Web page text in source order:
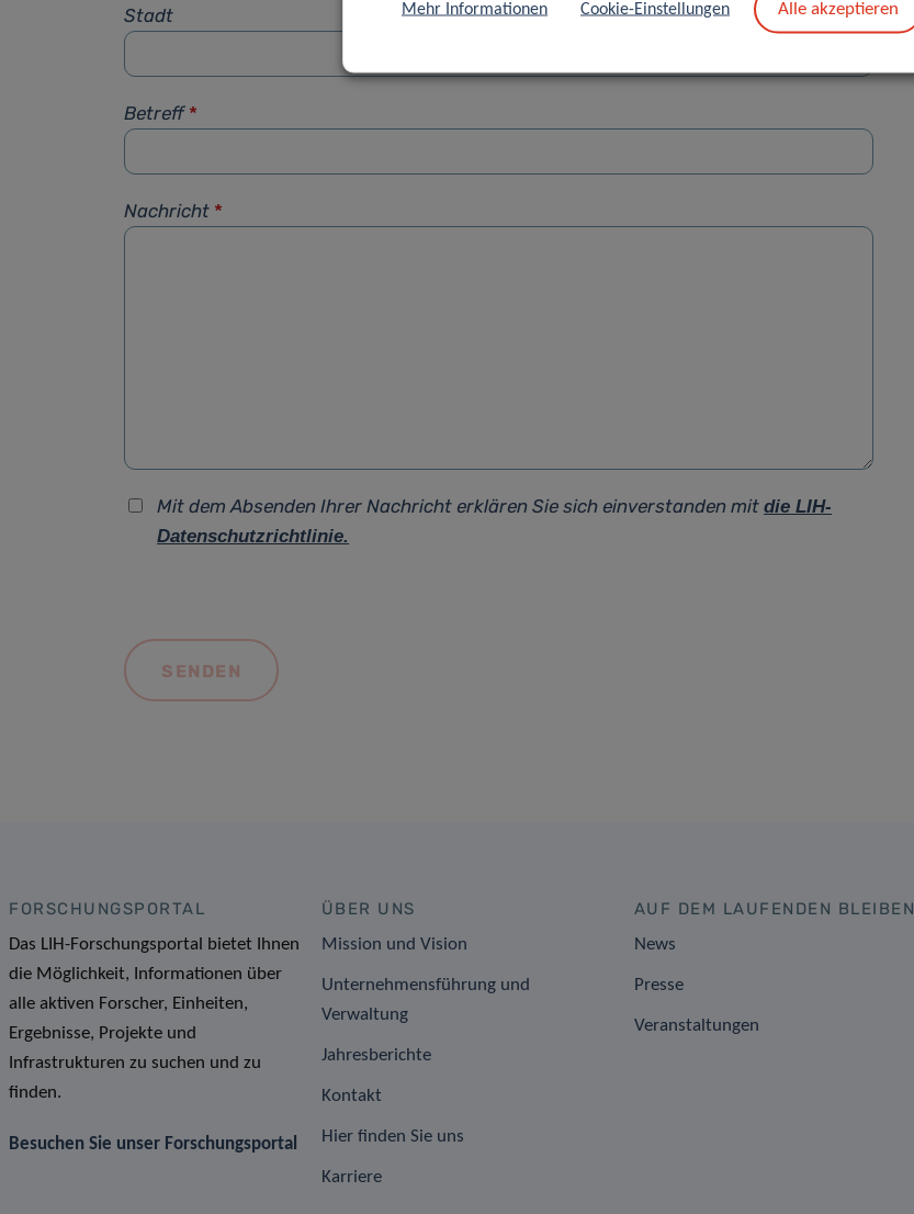
Stadt
Betreff *
Nachricht *
Mit dem Absenden Ihrer Nachricht erklären Sie sich einverstanden mitdie LIH-
Datenschutzrichtlinie.
FORSCHUNGSPORTAL
Das LIH-Forschungsportal bietet Ihnen
die Möglichkeit, Informationen über
alle aktiven Forscher, Einheiten,
Ergebnisse, Projekte und
Infrastrukturen zu suchen und zu
finden.
Besuchen Sie unser Forschungsportal
ÜBER UNS
Mission und Vision
Unternehmensführung und
Verwaltung
Jahresberichte
Kontakt
Hier finden Sie uns
Karriere
AUF DEM LAUFENDEN BLEIBEN
News
Presse
Veranstaltungen
Mehr Informationen Cookie-Einstellungen Alle akzeptieren